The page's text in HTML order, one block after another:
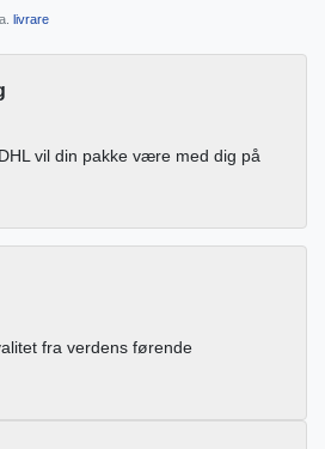
livrare
vil din pakke være med dig på
fra verdens førende